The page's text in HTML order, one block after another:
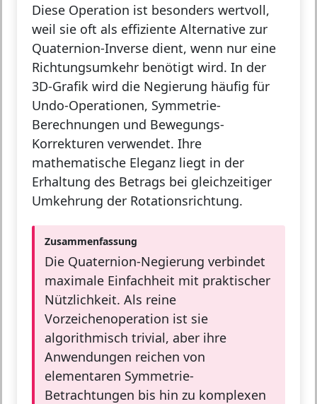
Diese Operation ist besonders wertvoll,
weil sie oft als effiziente Alternative zur
Quaternion-Inverse dient, wenn nur eine
Richtungsumkehr benötigt wird. In der
3D-Grafik wird die Negierung häufig für
Undo-Operationen, Symmetrie-
Berechnungen und Bewegungs-
Korrekturen verwendet. Ihre
mathematische Eleganz liegt in der
Erhaltung des Betrags bei gleichzeitiger
Umkehrung der Rotationsrichtung.
Zusammenfassung
Die Quaternion-Negierung verbindet
maximale Einfachheit mit praktischer
Nützlichkeit. Als reine
Vorzeichenoperation ist sie
algorithmisch trivial, aber ihre
Anwendungen reichen von
elementaren Symmetrie-
Betrachtungen bis hin zu komplexen